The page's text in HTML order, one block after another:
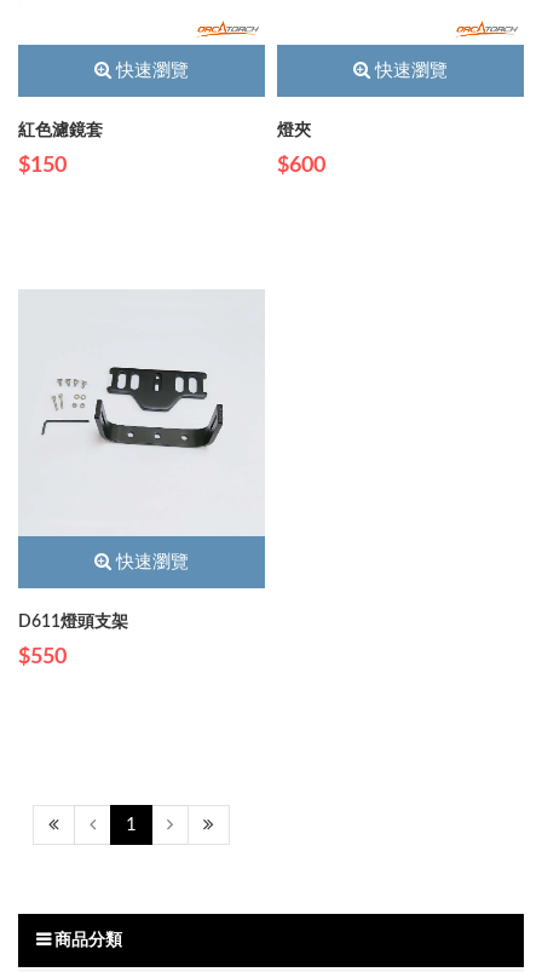
快速瀏覽
紅色濾鏡套
$150
快速瀏覽
燈夾
$600
快速瀏覽
D611燈頭支架
$550
1
商品分類